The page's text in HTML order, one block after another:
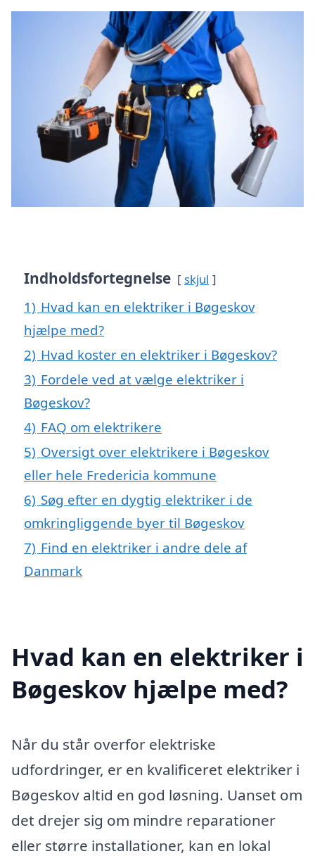
Indholdsfortegnelse skjul
1) Hvad kan en elektriker i Bøgeskov
hjælpe med?
2) Hvad koster en elektriker i Bøgeskov?
3) Fordele ved at vælge elektriker i
Bøgeskov?
4) FAQ om elektrikere
5) Oversigt over elektrikere i Bøgeskov
eller hele Fredericia kommune
6) Søg efter en dygtig elektriker i de
omkringliggende byer til Bøgeskov
7) Find en elektriker i andre dele af
Danmark
Hvad kan en elektriker i
Bøgeskov hjælpe med?
Når du står overfor elektriske
udfordringer, er en kvalificeret elektriker i
Bøgeskov altid en god løsning. Uanset om
det drejer sig om mindre reparationer
eller større installationer, kan en lokal